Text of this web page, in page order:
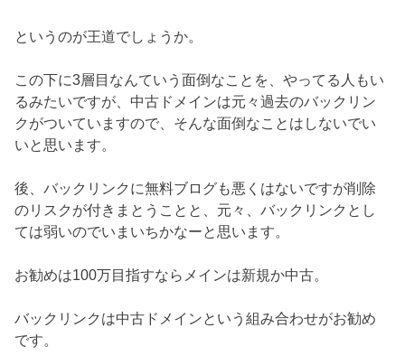
というのが王道でしょうか。
この下に3層目なんていう面倒なことを、やってる人もい
るみたいですが、中古ドメインは元々過去のバックリン
クがついていますので、そんな面倒なことはしないでい
いと思います。
後、バックリンクに無料ブログも悪くはないですが削除
のリスクが付きまとうことと、元々、バックリンクとし
ては弱いのでいまいちかなーと思います。
お勧めは100万目指すならメインは新規か中古。
バックリンクは中古ドメインという組み合わせがお勧め
です。